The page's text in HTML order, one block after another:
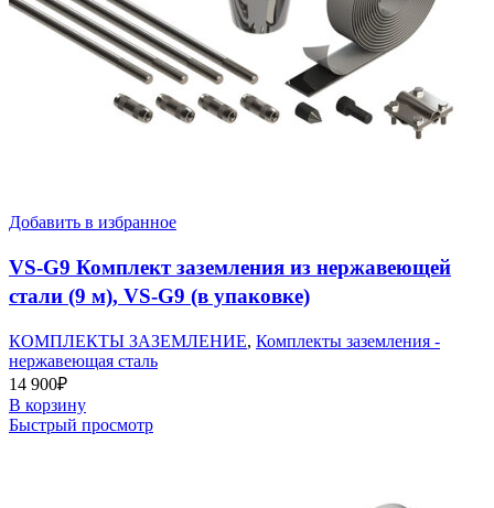
Добавить в избранное
VS-G9 Комплект заземления из нержавеющей
стали (9 м), VS-G9 (в упаковке)
КОМПЛЕКТЫ ЗАЗЕМЛЕНИЕ, Комплекты заземления -
нержавеющая сталь
14 900₽
В корзину
Быстрый просмотр